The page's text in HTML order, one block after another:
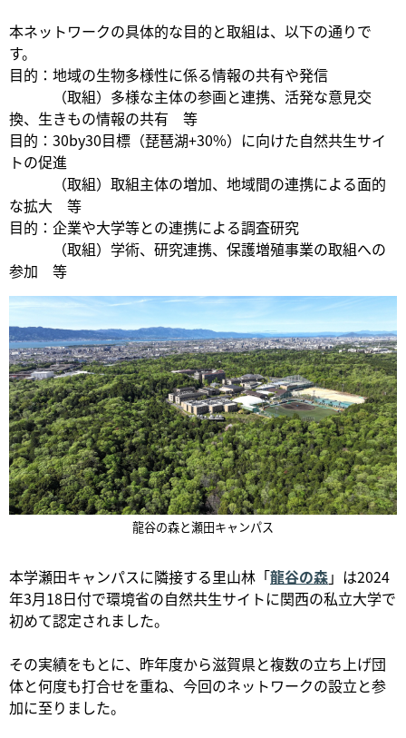
本ネットワークの具体的な目的と取組は、以下の通りで
す。
目的：地域の生物多様性に係る情報の共有や発信
（取組）多様な主体の参画と連携、活発な意見交
換、生きもの情報の共有 等
目的：30by30目標（琵琶湖+30%）に向けた自然共生サイ
トの促進
（取組）取組主体の増加、地域間の連携による面的
な拡大 等
目的：企業や大学等との連携による調査研究
（取組）学術、研究連携、保護増殖事業の取組への
参加 等
龍谷の森と瀬田キャンパス
本学瀬田キャンパスに隣接する里山林「龍谷の森」は2024
年3月18日付で環境省の自然共生サイトに関西の私立大学で
初めて認定されました。
その実績をもとに、昨年度から滋賀県と複数の立ち上げ団
体と何度も打合せを重ね、今回のネットワークの設立と参
加に至りました。